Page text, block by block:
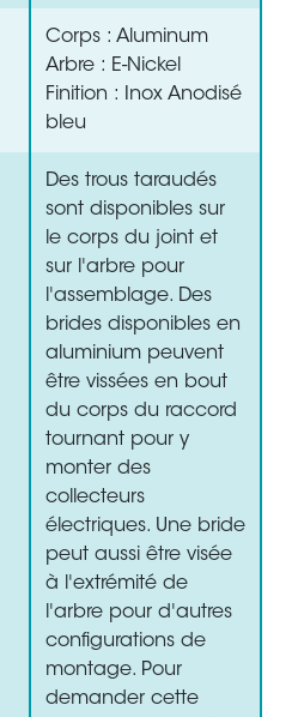
Corps : Aluminum
Arbre : E-Nickel
Finition : Inox Anodisé
bleu
Des trous taraudés
sont disponibles sur
le corps du joint et
sur l'arbre pour
l'assemblage. Des
brides disponibles en
aluminium peuvent
être vissées en bout
du corps du raccord
tournant pour y
monter des
collecteurs
électriques. Une bride
peut aussi être visée
à l'extrémité de
l'arbre pour d'autres
configurations de
montage. Pour
demander cette